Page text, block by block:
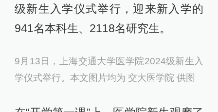
级新生入学仪式举行，迎来新入学的
941名本科生、2118名研究生。
9月13日，上海交通大学医学院2024级新生入
学仪式举行。本文图片均为 交大医学院 供图